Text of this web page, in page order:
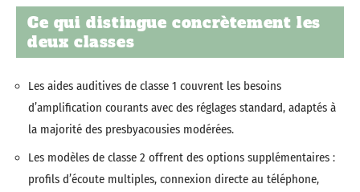
Ce qui distingue concrètement les
deux classes
Les aides auditives de classe 1 couvrent les besoins
d’amplification courants avec des réglages standard, adaptés à
la majorité des presbyacousies modérées.
Les modèles de classe 2 offrent des options supplémentaires :
profils d’écoute multiples, connexion directe au téléphone,